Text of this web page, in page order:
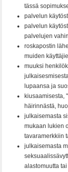
tässä
palvelun
palvelun
palvelujen
roskapostin
muiden
muuksi
lupaansa ja
kiusaamisesta,
häirinnästä,
julkaisemasta
mukaan lukien
tavaramerkkiin
julkaisemasta
alastomuutta